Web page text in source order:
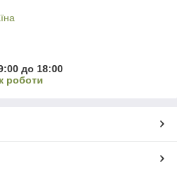
до 18:00
роботи